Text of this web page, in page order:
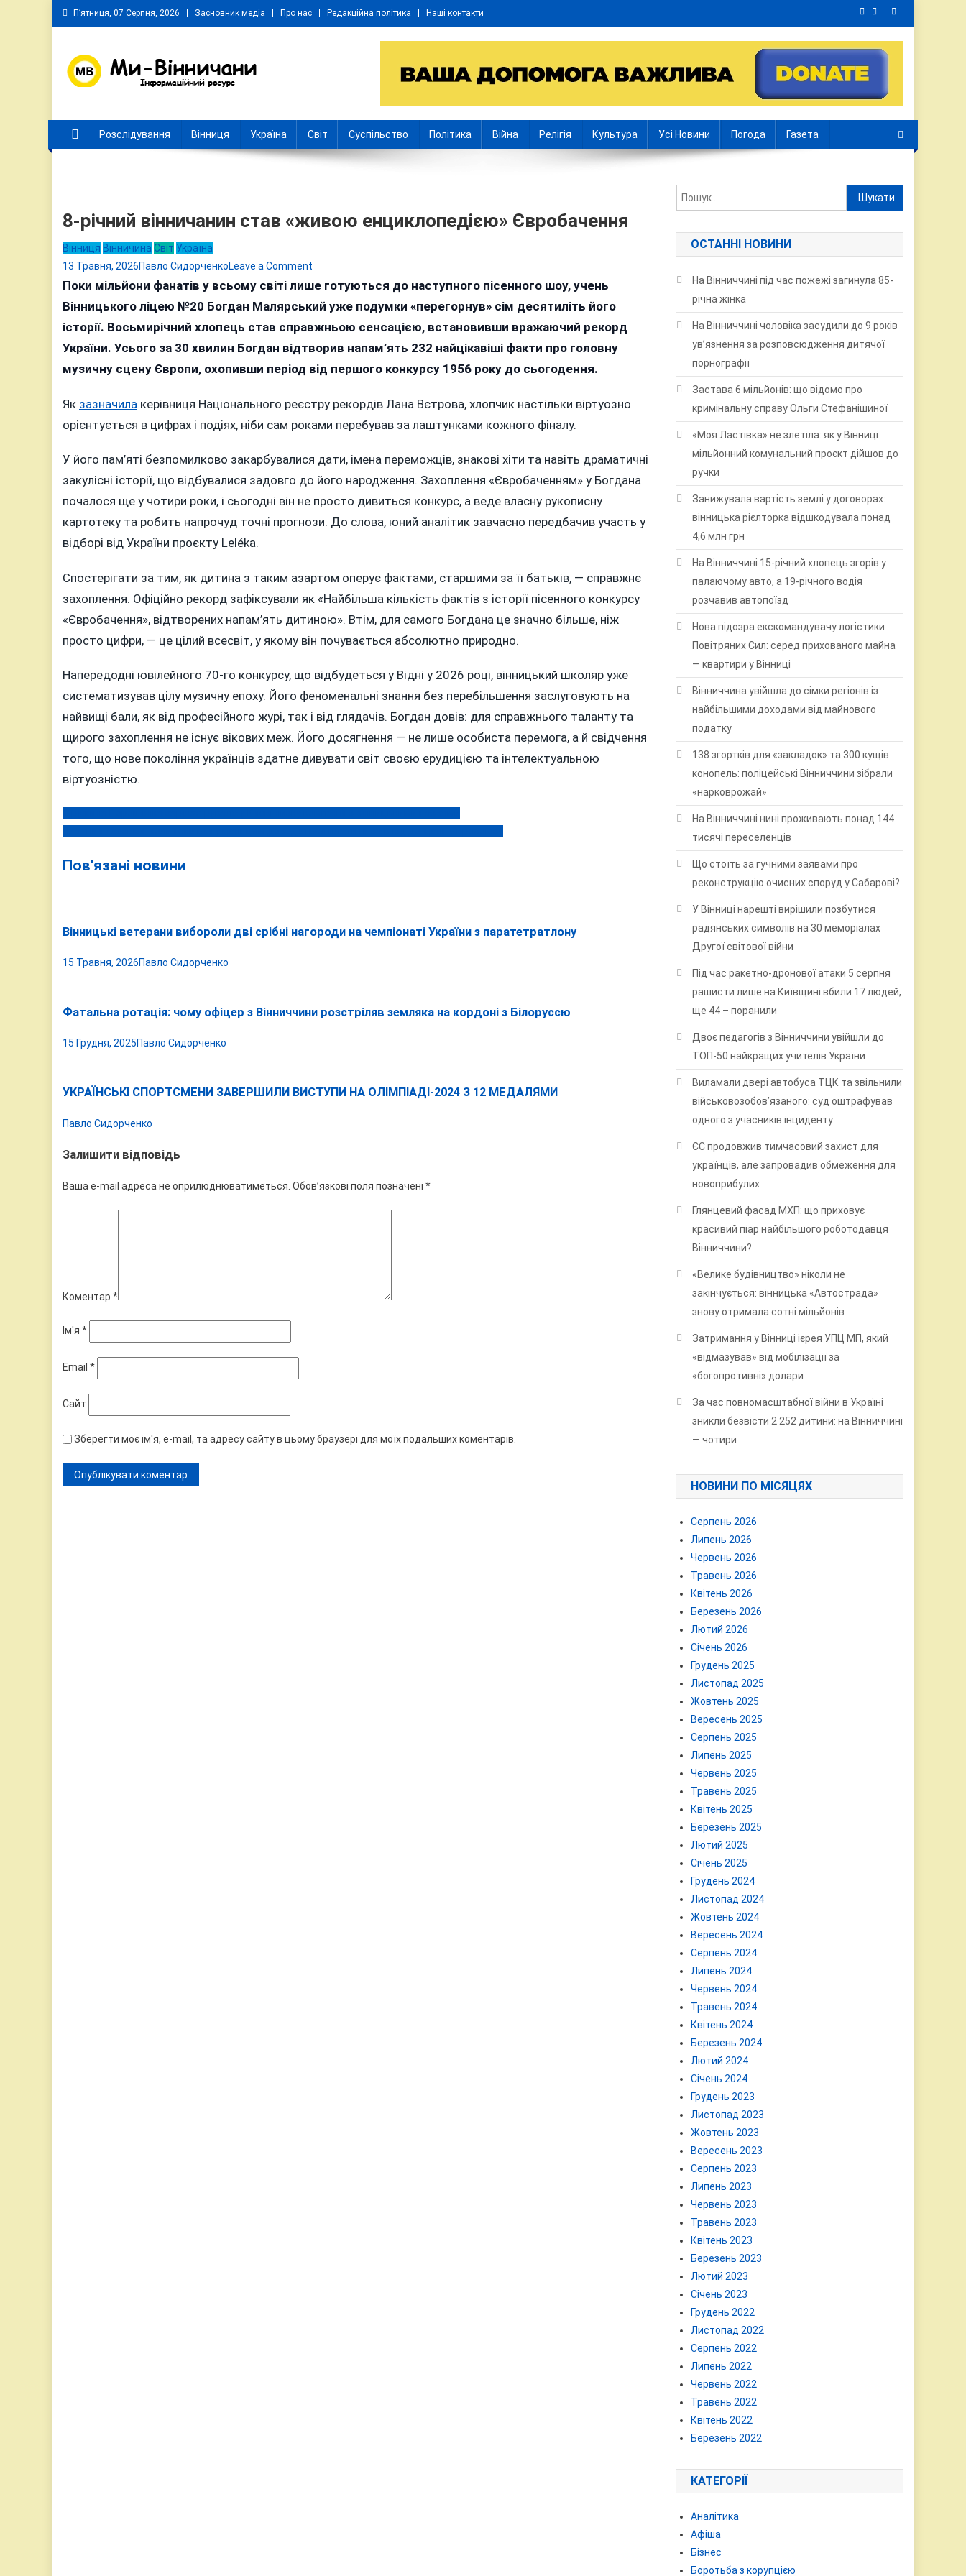
Skip
to
П’ятниця, 07 Серпня, 2026 Засновник медіа Про нас Редакційна політика Наші контакти
Розслідування Вінниця Україна Світ Суспільство Політика Війна Релігія Культура Усі Новини Погода Газета
8-річний вінничанин став «живою енциклопедією» Євробачення
Вінниця Вінничина Світ Україна
13 Травня, 2026Павло СидорченкоLeave a Comment
8-
річний
«живою
енциклопедією»
Поки мільйони фанатів у всьому світі лише готуються до наступного пісенного шоу, учень
Вінницького ліцею №20 Богдан Малярський уже подумки «перегорнув» сім десятиліть його
історії. Восьмирічний хлопець став справжньою сенсацією, встановивши вражаючий рекорд
України. Усього за 30 хвилин Богдан відтворив напам’ять 232 найцікавіші факти про головну
музичну сцену Європи, охопивши період від першого конкурсу 1956 року до сьогодення.
Як зазначила керівниця Національного реєстру рекордів Лана Вєтрова, хлопчик настільки віртуозно
орієнтується в цифрах і подіях, ніби сам роками перебував за лаштунками кожного фіналу.
У його пам’яті безпомилково закарбувалися дати, імена переможців, знакові хіти та навіть драматичні
закулісні історії, що відбувалися задовго до його народження. Захоплення «Євробаченням» у Богдана
почалося ще у чотири роки, і сьогодні він не просто дивиться конкурс, а веде власну рукописну
картотеку та робить напрочуд точні прогнози. До слова, юний аналітик завчасно передбачив участь у
відборі від України проєкту Leléka.
Спостерігати за тим, як дитина з таким азартом оперує фактами, старшими за її батьків, — справжнє
захоплення. Офіційно рекорд зафіксували як «Найбільша кількість фактів з історії пісенного конкурсу
«Євробачення», відтворених напам’ять дитиною». Втім, для самого Богдана це значно більше, ніж
просто цифри, — це цілий всесвіт, у якому він почувається абсолютно природно.
Напередодні ювілейного 70-го конкурсу, що відбудеться у Відні у 2026 році, вінницький школяр уже
систематизував цілу музичну епоху. Його феноменальні знання без перебільшення заслуговують на
найвищі бали, як від професійного журі, так і від глядачів. Богдан довів: для справжнього таланту та
щирого захоплення не існує вікових меж. Його досягнення — не лише особиста перемога, а й свідчення
того, що нове покоління українців здатне дивувати світ своєю ерудицією та інтелектуальною
віртуозністю.
Навігація
Пов'язані новини
Вінницькі ветерани вибороли дві срібні нагороди на чемпіонаті України з паратетратлону
15 Травня, 2026Павло Сидорченко
Фатальна ротація: чому офіцер з Вінниччини розстріляв земляка на кордоні з Білоруссю
15 Грудня, 2025Павло Сидорченко
УКРАЇНСЬКІ СПОРТСМЕНИ ЗАВЕРШИЛИ ВИСТУПИ НА ОЛІМПІАДІ-2024 З 12 МЕДАЛЯМИ
Павло Сидорченко
Залишити відповідь
Ваша e-mail адреса не оприлюднюватиметься. Обов’язкові поля позначені *
Коментар *
Ім'я *
Email *
Сайт
Зберегти моє ім'я, e-mail, та адресу сайту в цьому браузері для моїх подальших коментарів.
Пошук:
ОСТАННІ НОВИНИ
На Вінниччині під час пожежі загинула 85-
річна жінка
На Вінниччині чоловіка засудили до 9 років
ув’язнення за розповсюдження дитячої
порнографії
Застава 6 мільйонів: що відомо про
кримінальну справу Ольги Стефанішиної
«Моя Ластівка» не злетіла: як у Вінниці
мільйонний комунальний проєкт дійшов до
ручки
Занижувала вартість землі у договорах:
вінницька рієлторка відшкодувала понад
4,6 млн грн
На Вінниччині 15-річний хлопець згорів у
палаючому авто, а 19-річного водія
розчавив автопоїзд
Нова підозра екскомандувачу логістики
Повітряних Сил: серед прихованого майна
— квартири у Вінниці
Вінниччина увійшла до сімки регіонів із
найбільшими доходами від майнового
податку
138 згортків для «закладок» та 300 кущів
конопель: поліцейські Вінниччини зібрали
«нарковрожай»
На Вінниччині нині проживають понад 144
тисячі переселенців
Що стоїть за гучними заявами про
реконструкцію очисних споруд у Сабарові?
У Вінниці нарешті вирішили позбутися
радянських символів на 30 меморіалах
Другої світової війни
Під час ракетно-дронової атаки 5 серпня
рашисти лише на Київщині вбили 17 людей,
ще 44 – поранили
Двоє педагогів з Вінниччини увійшли до
ТОП-50 найкращих учителів України
Виламали двері автобуса ТЦК та звільнили
військовозобов’язаного: суд оштрафував
одного з учасників інциденту
ЄС продовжив тимчасовий захист для
українців, але запровадив обмеження для
новоприбулих
Глянцевий фасад МХП: що приховує
красивий піар найбільшого роботодавця
Вінниччини?
«Велике будівництво» ніколи не
закінчується: вінницька «Автострада»
знову отримала сотні мільйонів
Затримання у Вінниці ієрея УПЦ МП, який
«відмазував» від мобілізації за
«богопротивні» долари
За час повномасштабної війни в Україні
зникли безвісти 2 252 дитини: на Вінниччині
— чотири
НОВИНИ ПО МІСЯЦЯХ
Серпень 2026
Липень 2026
Червень 2026
Травень 2026
Квітень 2026
Березень 2026
Лютий 2026
Січень 2026
Грудень 2025
Листопад 2025
Жовтень 2025
Вересень 2025
Серпень 2025
Липень 2025
Червень 2025
Травень 2025
Квітень 2025
Березень 2025
Лютий 2025
Січень 2025
Грудень 2024
Листопад 2024
Жовтень 2024
Вересень 2024
Серпень 2024
Липень 2024
Червень 2024
Травень 2024
Квітень 2024
Березень 2024
Лютий 2024
Січень 2024
Грудень 2023
Листопад 2023
Жовтень 2023
Вересень 2023
Серпень 2023
Липень 2023
Червень 2023
Травень 2023
Квітень 2023
Березень 2023
Лютий 2023
Січень 2023
Грудень 2022
Листопад 2022
Серпень 2022
Липень 2022
Червень 2022
Травень 2022
Квітень 2022
Березень 2022
КАТЕГОРІЇ
Аналітика
Афіша
Бізнес
Боротьба з корупцією